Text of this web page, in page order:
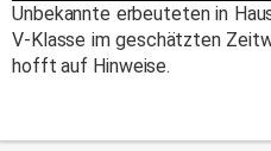
Unbekannte erbeuteten in
V-Klasse im geschätzten
hofft auf Hinweise.